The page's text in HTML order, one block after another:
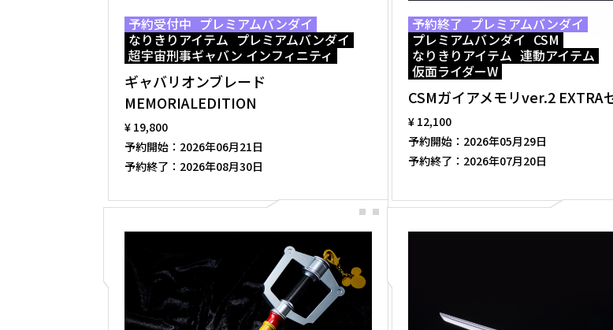
予約受付中 プレミアムバンダイ
なりきりアイテム プレミアムバンダイ
超宇宙刑事ギャバン インフィニティ
ギャバリオンブレード
MEMORIALEDITION
¥ 19,800
予約開始： 2026年06月21日
予約終了： 2026年08月30日
予約終了 プレミアムバンダイ
プレミアムバンダイ CSM
なりきりアイテム 連動アイテム
仮面ライダーW
CSMガイアメモリver.2 EXTRA
¥ 12,100
予約開始： 2026年05月29日
予約終了： 2026年07月20日